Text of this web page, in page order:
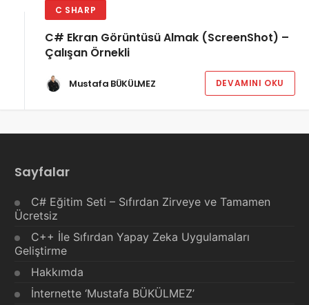
C SHARP
C# Ekran Görüntüsü Almak (ScreenShot) –
Çalışan Örnekli
Mustafa BÜKÜLMEZ DEVAMINI OKU
Sayfalar
C# Eğitim Seti – Sıfırdan Zirveye ve Tamamen
Ücretsiz
C++ İle Sıfırdan Yapay Zeka Uygulamaları
Geliştirme
Hakkımda
İnternette ‘Mustafa BÜKÜLMEZ’